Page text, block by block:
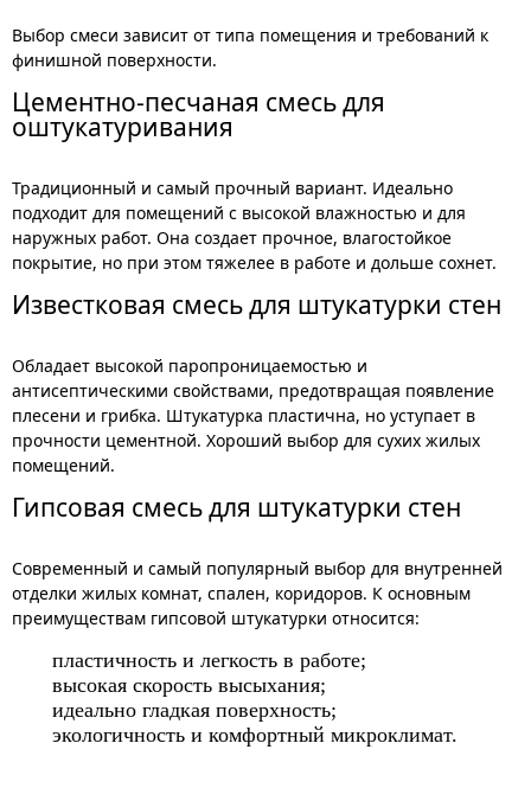
Выбор смеси зависит от типа помещения и требований к
финишной поверхности.
Цементно-песчаная смесь для
оштукатуривания
Традиционный и самый прочный вариант. Идеально
подходит для помещений с высокой влажностью и для
наружных работ. Она создает прочное, влагостойкое
покрытие, но при этом тяжелее в работе и дольше сохнет.
Известковая смесь для штукатурки стен
Обладает высокой паропроницаемостью и
антисептическими свойствами, предотвращая появление
плесени и грибка. Штукатурка пластична, но уступает в
прочности цементной. Хороший выбор для сухих жилых
помещений.
Гипсовая смесь для штукатурки стен
Современный и самый популярный выбор для внутренней
отделки жилых комнат, спален, коридоров. К основным
преимуществам гипсовой штукатурки относится:
пластичность и легкость в работе;
высокая скорость высыхания;
идеально гладкая поверхность;
экологичность и комфортный микроклимат.